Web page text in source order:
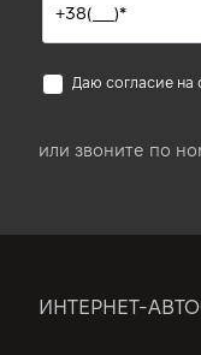
Даю согласие на
или звоните по
ИНТЕРНЕТ-